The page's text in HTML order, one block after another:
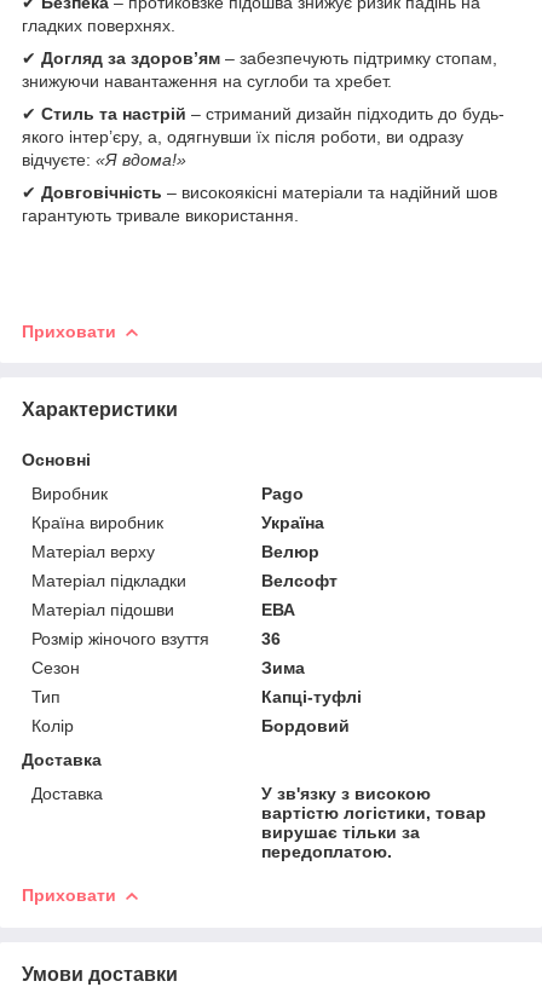
гладких поверхнях.
✔ Догляд за здоров’ям – забезпечують підтримку стопам,
знижуючи навантаження на суглоби та хребет.
✔ Стиль та настрій – стриманий дизайн підходить до будь-
якого інтер’єру, а, одягнувши їх після роботи, ви одразу
відчуєте: «Я вдома!»
✔ Довговічність – високоякісні матеріали та надійний шов
гарантують тривале використання.
Приховати
Характеристики
Основні
Виробник
Pago
Країна виробник
Україна
Матеріал верху
Велюр
Матеріал підкладки
Велсофт
Матеріал підошви
ЕВА
Розмір жіночого взуття
36
Сезон
Зима
Тип
Капці-туфлі
Колір
Бордовий
Доставка
Доставка
У зв'язку з високою
вартістю логістики, товар
вирушає тільки за
передоплатою.
Приховати
Умови доставки